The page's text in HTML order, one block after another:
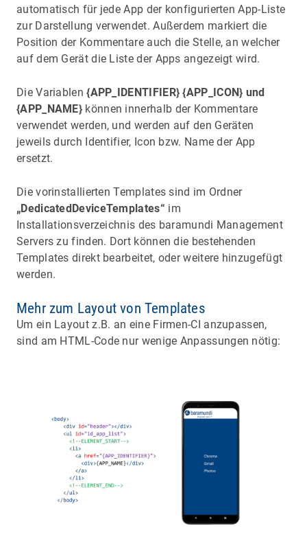
automatisch für jede App der konfigurierten App-Liste
zur Darstellung verwendet. Außerdem markiert die
Position der Kommentare auch die Stelle, an welcher
auf dem Gerät die Liste der Apps angezeigt wird.
Die Variablen{APP_IDENTIFIER} {APP_ICON} und
{APP_NAME} können innerhalb der Kommentare
verwendet werden, und werden auf den Geräten
jeweils durch Identifier, Icon bzw. Name der App
ersetzt.
Die vorinstallierten Templates sind im Ordner
„DedicatedDeviceTemplates“ im
Installationsverzeichnis des baramundi Management
Servers zu finden. Dort können die bestehenden
Templates direkt bearbeitet, oder weitere hinzugefügt
werden.
Mehr zum Layout von Templates
Um ein Layout z.B. an eine Firmen-CI anzupassen,
sind am HTML-Code nur wenige Anpassungen nötig: